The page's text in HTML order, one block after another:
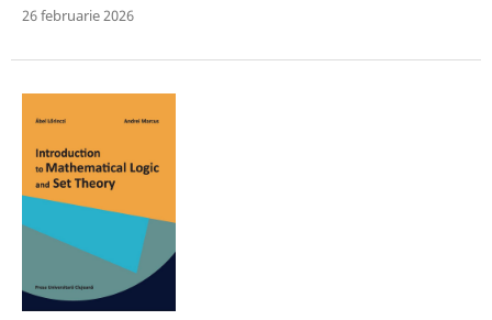
26 februarie 2026